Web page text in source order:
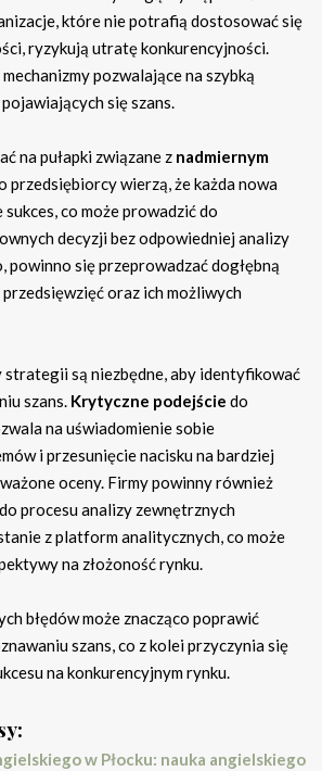
które nie potrafią dostosować się
ryzykują utratę konkurencyjności.
pozwalające na szybką
się szans.
na pułapki związane z nadmiernym
przedsiębiorcy wierzą, że każda nowa
co może prowadzić do
decyzji bez odpowiedniej analizy
powinno się przeprowadzać dogłębną
oraz ich możliwych
strategii są niezbędne, aby identyfikować
szans. Krytyczne podejście do
na uświadomienie sobie
i przesunięcie nacisku na bardziej
oceny. Firmy powinny również
procesu analizy zewnętrznych
z platform analitycznych, co może
na złożoność rynku.
błędów może znacząco poprawić
szans, co z kolei przyczynia się
na konkurencyjnym rynku.
w Płocku: nauka angielskiego